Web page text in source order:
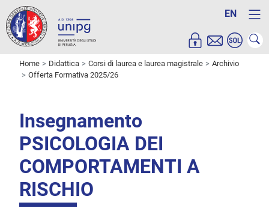
EN
Home Didattica Corsi di laurea e laurea magistrale
Archivio
Offerta Formativa 2025/26
Insegnamento
PSICOLOGIA DEI
COMPORTAMENTI A
RISCHIO